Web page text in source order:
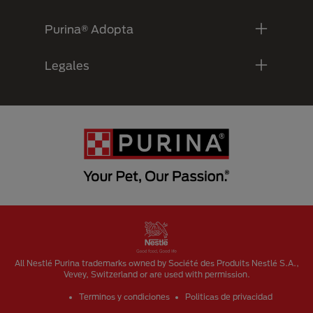
Purina® Adopta
Legales
All Nestlé Purina trademarks owned by Société des Produits Nestlé S.A.,
Vevey, Switzerland or are used with permission.
Terminos y condiciones Politicas de privacidad